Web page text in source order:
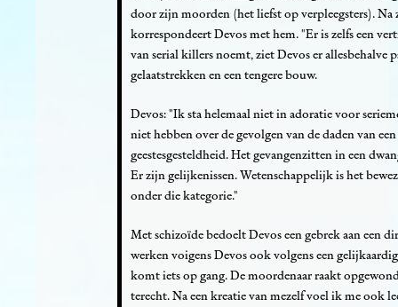
door zijn moorden (het liefst op verpleegsters). Na
korrespondeert Devos met hem. "Er is zelfs een
van serial killers noemt, ziet Devos er allesbehalve
gelaatstrekken en een tengere bouw.
Devos: "Ik sta helemaal niet in adoratie voor
niet hebben over de gevolgen van de daden van
geestesgesteldheid. Het gevangenzitten in een
Er zijn gelijkenissen. Wetenschappelijk is het
onder die kategorie."
Met schizoïde bedoelt Devos een gebrek aan een
werken voigens Devos ook volgens een
komt iets op gang. De moordenaar raakt
terecht. Na een kreatie van mezelf voel ik me ook